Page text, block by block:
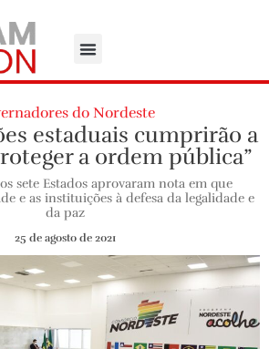
do Nordeste
estaduais cumprirão a
a ordem pública”
sete Estados aprovaram nota em que
e as instituições à defesa da legalidade e
da paz
25 de agosto de 2021